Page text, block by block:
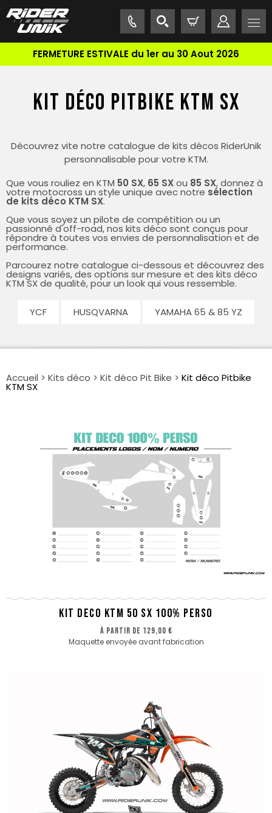
FERMETURE ESTIVALE du 1er au 30 Aout 2026
KIT DÉCO PITBIKE KTM SX
Découvrez vite notre catalogue de kits décos RiderUnik
personnalisable pour votre KTM.
Que vous rouliez en KTM 50 SX, 65 SXou 85 SX, donnez à
votre motocross un style unique avec notre sélection
de kits déco KTM SX.
Que vous soyez un pilote de compétition ou un
passionné d'off-road, nos kits déco sont conçus pour
répondre à toutes vos envies de personnalisation et de
performance.
Parcourez notre catalogue ci-dessous et découvrez des
designs variés, des options sur mesure et des kits déco
KTM SX de qualité, pour un look qui vous ressemble.
YCF HUSQVARNA YAMAHA 65 & 85 YZ
Accueil > Kits déco > Kit déco Pit Bike > Kit déco Pitbike
KTM SX
KIT DECO KTM 50 SX 100% PERSO
à partir de 129,00 €
Maquette envoyée avant fabrication